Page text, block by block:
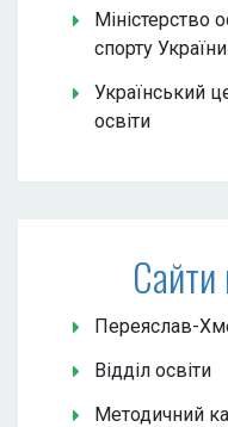
Міністерство
спорту України
Український
освіти
Сайти
Переяслав-
Відділ освіти
Методичний